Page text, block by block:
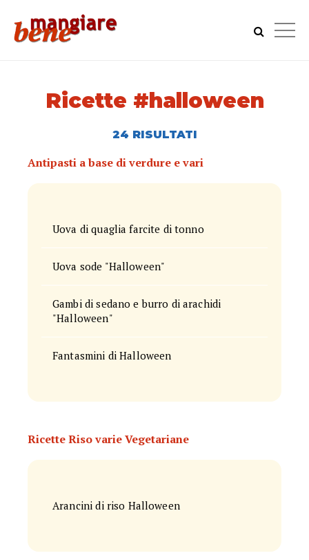
Ricette #halloween
24 RISULTATI
Antipasti a base di verdure e vari
Uova di quaglia farcite di tonno
Uova sode "Halloween"
Gambi di sedano e burro di arachidi
"Halloween"
Fantasmini di Halloween
Ricette Riso varie Vegetariane
Arancini di riso Halloween